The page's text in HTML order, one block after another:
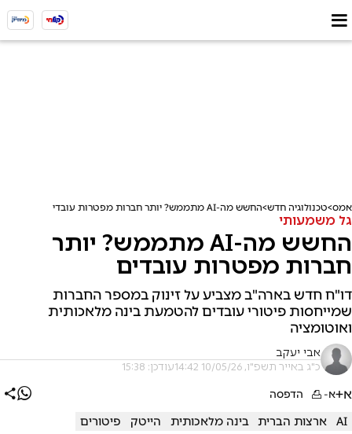
אמס טכנולוגיה חדש החשש מה-AI מתממש? יותר חברות מפטרות עובדים
גל משמעותי
החשש מה-AI מתממש? יותר
חברות מפטרות עובדים
דו"ח חדש בארה"ב מצביע על זינוק במספר החברות
שמייחסות פיטורי עובדים להטמעת בינה מלאכותית
ואוטומציה
אבי יעקב
כ"ג באייר תשפ"ו, 10/05/26 14:42 עודכן: 15:38
א+א- הדפסה
AI ארצות הברית בינה מלאכותית הייטק פיטורים